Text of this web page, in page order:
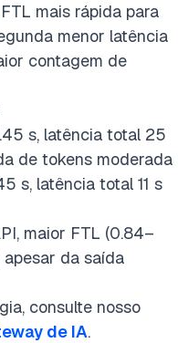
mais rápida para
menor latência
contagem de
s, latência total 25
de tokens moderada
s, latência total 11 s
maior FTL (0.84–
apesar da saída
consulte nosso
de IA.